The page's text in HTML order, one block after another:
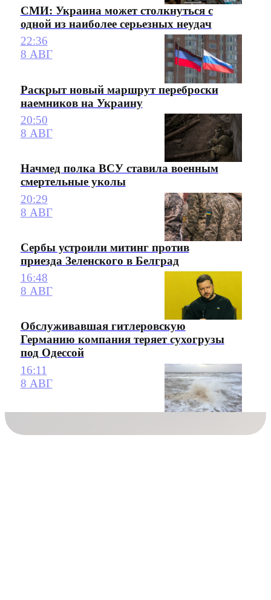
СМИ: Украина может столкнуться с
одной из наиболее серьезных неудач
22:36
8 АВГ
Раскрыт новый маршрут переброски
наемников на Украину
20:50
8 АВГ
Начмед полка ВСУ ставила военным
смертельные уколы
20:29
8 АВГ
Сербы устроили митинг против
приезда Зеленского в Белград
16:48
8 АВГ
Обслуживавшая гитлеровскую
Германию компания теряет сухогрузы
под Одессой
16:11
8 АВГ